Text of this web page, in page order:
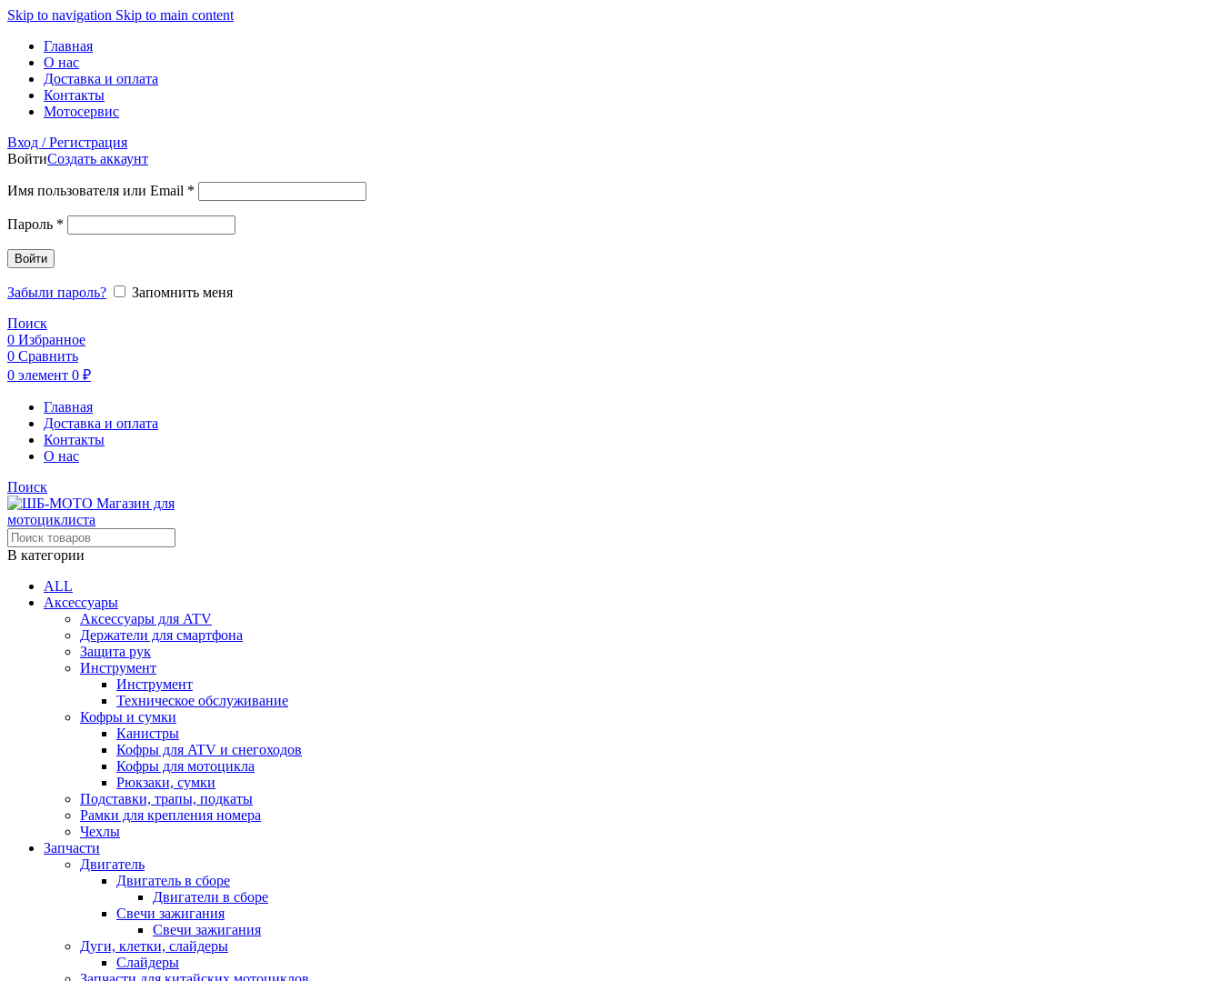
Skip to navigation Skip to main content
Главная
О нас
Доставка и оплата
Контакты
Мотосервис
Вход / Регистрация
ВойтиСоздать аккаунт
Имя пользователя или Email *
Пароль *
Войти
Забыли пароль?
Запомнить меня
Поиск
0 Избранное
0 Сравнить
0 элемент 0 ₽
Главная
Доставка и оплата
Контакты
О нас
Поиск
В категории
ALL
Аксессуары
Аксессуары для ATV
Держатели для смартфона
Защита рук
Инструмент
Инструмент
Техническое обслуживание
Кофры и сумки
Канистры
Кофры для ATV и снегоходов
Кофры для мотоцикла
Рюкзаки, сумки
Подставки, трапы, подкаты
Рамки для крепления номера
Чехлы
Запчасти
Двигатель
Двигатель в сборе
Двигатели в сборе
Свечи зажигания
Свечи зажигания
Дуги, клетки, слайдеры
Слайдеры